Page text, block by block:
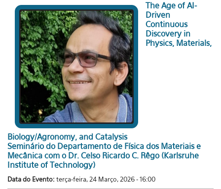
The Age of AI-
Driven
Continuous
Discovery in
Physics, Materials,
Biology/Agronomy, and Catalysis
Seminário do Departamento de Física dos Materiais e
Mecânica com o Dr. Celso Ricardo C. Rêgo (Karlsruhe
Institute of Technology)
Data do Evento: terça-feira, 24 Março, 2026 - 16:00